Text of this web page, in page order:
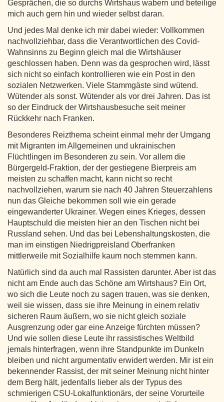
Gesprächen, die so durchs Wirtshaus wabern und beteilige
mich auch gern hin und wieder selbst daran.
Und jedes Mal denke ich mir dabei wieder: Vollkommen
nachvollziehbar, dass die Verantwortlichen des Covid-
Wahnsinns zu Beginn gleich mal die Wirtshäuser
geschlossen haben. Denn was da gesprochen wird, lässt
sich nicht so einfach kontrollieren wie ein Post in den
sozialen Netzwerken. Viele Stammgäste sind wütend.
Wütender als sonst. Wütender als vor drei Jahren. Das ist
so der Eindruck der Wirtshausbesuche seit meiner
Rückkehr nach Franken.
Besonderes Reizthema scheint einmal mehr der Umgang
mit Migranten im Allgemeinen und ukrainischen
Flüchtlingen im Besonderen zu sein. Vor allem die
Bürgergeld-Fraktion, der der gestiegene Bierpreis am
meisten zu schaffen macht, kann nicht so recht
nachvollziehen, warum sie nach 40 Jahren Steuerzahlens
nun das Gleiche bekommen soll wie ein gerade
eingewanderter Ukrainer. Wegen eines Krieges, dessen
Hauptschuld die meisten hier an den Tischen nicht bei
Russland sehen. Und das bei Lebenshaltungskosten, die
man im einstigen Niedrigpreisland Oberfranken
mittlerweile mit Sozialhilfe kaum noch stemmen kann.
Natürlich sind da auch mal Rassisten darunter. Aber ist das
nicht am Ende auch das Schöne am Wirtshaus? Ein Ort,
wo sich die Leute noch zu sagen trauen, was sie denken,
weil sie wissen, dass sie ihre Meinung in einem relativ
sicheren Raum äußern, wo sie nicht gleich soziale
Ausgrenzung oder gar eine Anzeige fürchten müssen?
Und wie sollen diese Leute ihr rassistisches Weltbild
jemals hinterfragen, wenn ihre Standpunkte im Dunkeln
bleiben und nicht argumentativ erwidert werden. Mir ist ein
bekennender Rassist, der mit seiner Meinung nicht hinter
dem Berg hält, jedenfalls lieber als der Typus des
schmierigen CSU-Lokalfunktionärs, der seine Vorurteile